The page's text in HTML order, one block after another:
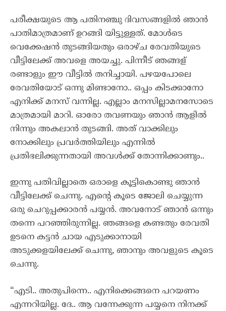
പരീക്ഷയുടെ ആ പതിനഞ്ചു ദിവസങ്ങളിൽ ഞാൻ
പാതിമാത്രമാണ് ഉറങ്ങി യിട്ടുള്ളത്. മോൾടെ
വെക്കേഷൻ തുടങ്ങിയതും ഒരാഴ്ച രേവതിയുടെ
വീട്ടിലേക്ക് അവളെ അയച്ചു. പിന്നീട് ഞങ്ങള്
രണ്ടാളും ഈ വീട്ടിൽ തനിച്ചായി. പഴയപോലെ
രേവതിയോട് ഒന്നു മിണ്ടാനോ.. ഒപ്പം കിടക്കാനോ
എനിക്ക് മനസ് വന്നില്ല. എല്ലാം മനസില്ലാമനസോടെ
മാത്രമായി മാറി. ഓരോ തവണയും ഞാൻ ആളിൽ
നിന്നും അകലാൻ തുടങ്ങി. അത് വാക്കിലും
നോക്കിലും പ്രവർത്തിയിലും എന്നിൽ
പ്രതിഭലിക്കുന്നതായി അവൾക്ക് തോന്നിക്കാണും..
ഇന്നു പതിവില്ലാതെ ഒരാളെ കൂട്ടികൊണ്ടു ഞാൻ
വീട്ടിലേക്ക് ചെന്നു. എന്റെ കൂടെ ജോലി ചെയ്യുന്ന
ഒരു ചെറുപ്പക്കാരൻ പയ്യൻ. അവനോട് ഞാൻ ഒന്നും
തന്നെ പറഞ്ഞിരുന്നില്ല. ഞങ്ങളെ കണ്ടതും രേവതി
ഉടനെ കട്ടൻ ചായ എടുക്കാനായി
അടുക്കളയിലേക്ക് ചെന്നു, ഞാനും അവളുടെ കൂടെ
ചെന്നു.
“എടി.. അതുപിന്നെ.. എനിക്കെങ്ങനെ പറയണം
എന്നറിയില്ല. ദേ.. ആ വന്നേക്കുന്ന പയ്യനെ നിനക്ക്